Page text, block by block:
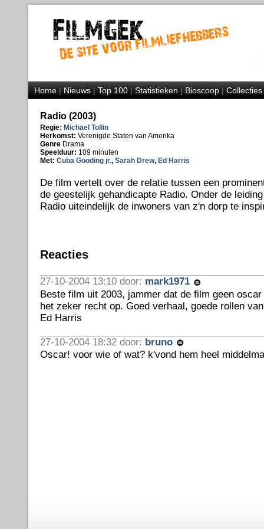
Home|Nieuws|Top 100|Statistieken|Bioscoop|Collecties
Radio (2003)
Regie: Michael Tollin
Herkomst: Verenigde Staten van Amerika
Genre Drama
Speelduur: 109 minuten
Met: Cuba Gooding jr., Sarah Drew, Ed Harris
De film vertelt over de relatie tussen een
de geestelijk gehandicapte Radio. Onder de
Radio uiteindelijk de inwoners van z'n dorp te
Reacties
27-10-2004 13:10 door: mark1971
Beste film uit 2003, jammer dat de film geen
het zeker recht op. Goed verhaal, goede rollen
Ed Harris
27-10-2004 18:32 door: bruno
Oscar! voor wie of wat? k'vond hem heel